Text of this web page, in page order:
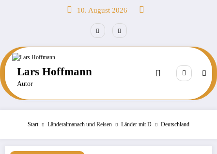
10. August 2026
Lars Hoffmann
Autor
Start Länderalmanach und Reisen Länder mit D Deutschland